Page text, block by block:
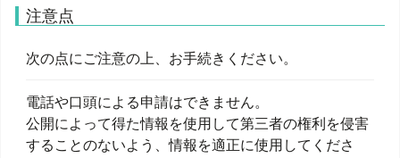
注意点
次の点にご注意の上、お手続きください。
電話や口頭による申請はできません。
公開によって得た情報を使用して第三者の権利を侵害
することのないよう、情報を適正に使用してくださ